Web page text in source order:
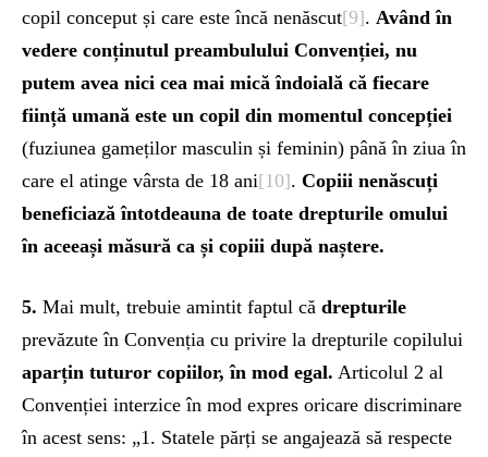
copil conceput și care este încă nenăscut[9]. Având în
vedere conținutul preambulului Convenției, nu
putem avea nici cea mai mică îndoială că fiecare
ființă umană este un copil din momentul concepției
(fuziunea gameților masculin și feminin) până în ziua în
care el atinge vârsta de 18 ani[10]. Copiii nenăscuți
beneficiază întotdeauna de toate drepturile omului
în aceeași măsură ca și copiii după naștere.
5. Mai mult, trebuie amintit faptul că drepturile
prevăzute în Convenția cu privire la drepturile copilului
aparțin tuturor copiilor, în mod egal. Articolul 2 al
Convenției interzice în mod expres oricare discriminare
în acest sens: „1. Statele părți se angajează să respecte